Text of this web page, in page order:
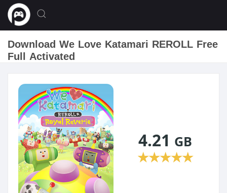
Download We Love Katamari REROLL Free
Full Activated
4.21 GB
★★★★★